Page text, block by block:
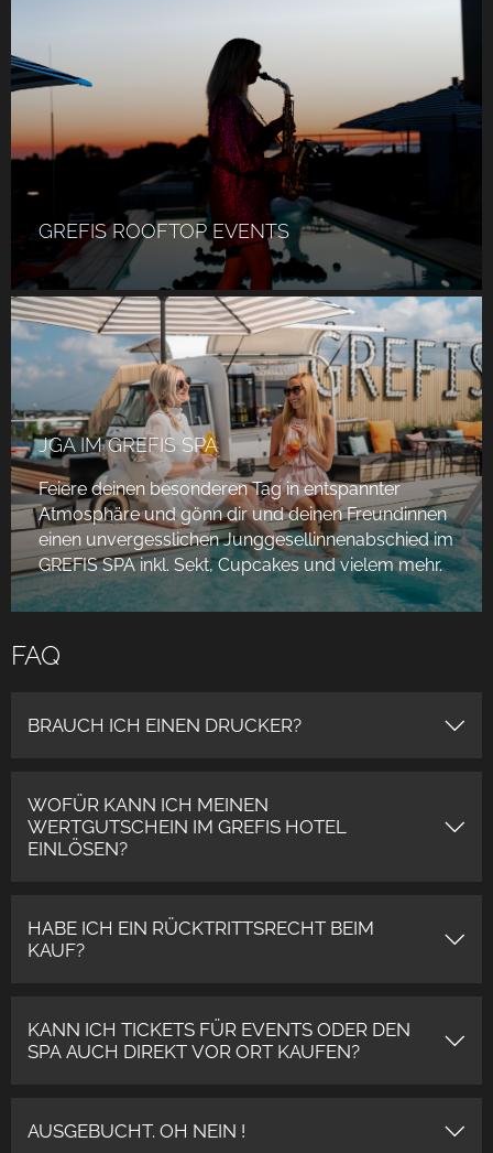
GREFIS ROOFTOP EVENTS
JGA IM GREFIS SPA
Feiere deinen besonderen Tag in entspannter
Atmosphäre und gönn dir und deinen Freundinnen
einen unvergesslichen Junggesellinnenabschied im
GREFIS SPA inkl. Sekt, Cupcakes und vielem mehr.
FAQ
BRAUCH ICH EINEN DRUCKER?
WOFÜR KANN ICH MEINEN
WERTGUTSCHEIN IM GREFIS HOTEL
EINLÖSEN?
HABE ICH EIN RÜCKTRITTSRECHT BEIM
KAUF?
KANN ICH TICKETS FÜR EVENTS ODER DEN
SPA AUCH DIREKT VOR ORT KAUFEN?
AUSGEBUCHT. OH NEIN !